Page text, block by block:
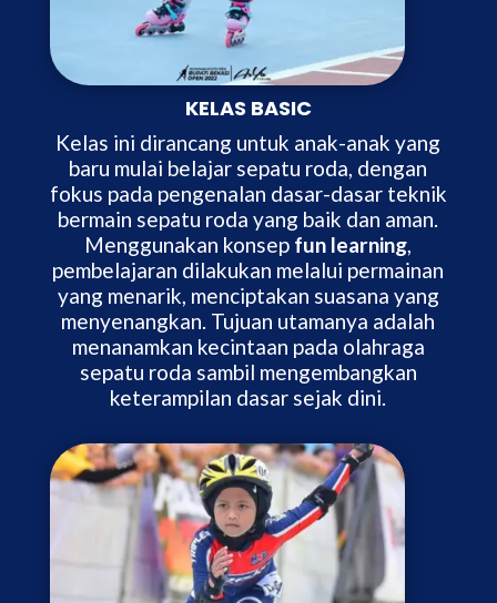
KELAS BASIC
Kelas ini dirancang untuk anak-anak yang
baru mulai belajar sepatu roda, dengan
fokus pada pengenalan dasar-dasar teknik
bermain sepatu roda yang baik dan aman.
Menggunakan konsep fun learning,
pembelajaran dilakukan melalui permainan
yang menarik, menciptakan suasana yang
menyenangkan. Tujuan utamanya adalah
menanamkan kecintaan pada olahraga
sepatu roda sambil mengembangkan
keterampilan dasar sejak dini.